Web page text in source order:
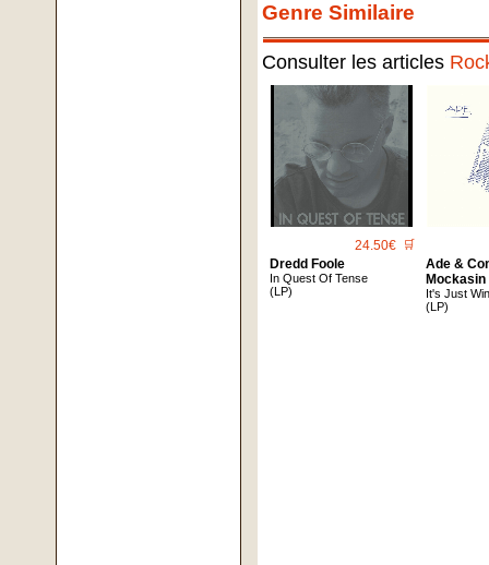
Genre Similaire
Consulter les articles
24.50€ 🛒
Dredd Foole
In Quest Of Tense
(LP)
Ade &
Mockasin
It's Just
(LP)